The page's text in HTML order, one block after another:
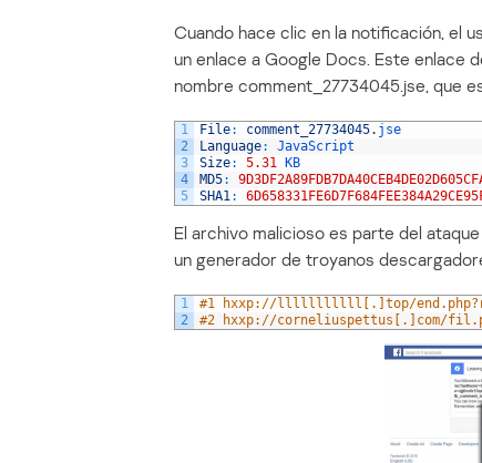
Cuando hace clic en la notificación, el
un enlace a Google Docs. Este enlace
nombre comment_27734045.jse, que
1
2
3
4
5
File: comment_27734045. jse
Language:
JavaScript
Size: 5.31
KB
MD5:
SHA1:
El archivo malicioso es parte del
un generador de troyanos
1
2
#1 hxxp://lllllllllll[.]top/
#2 hxxp://corneliuspettus[.]com/